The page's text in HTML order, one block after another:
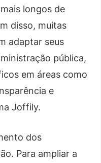
longos de
disso, muitas
adaptar seus
pública,
em áreas como
e
Joffily.
dos
Para ampliar a